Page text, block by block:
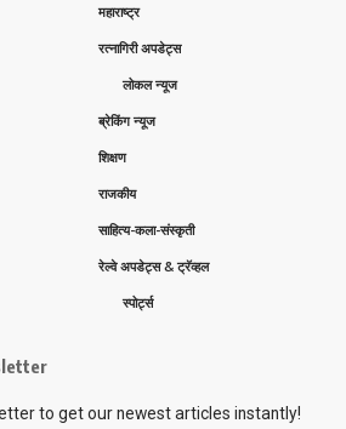
महाराष्ट्र
रत्नागिरी अपडेट्स
लोकल न्यूज
ब्रेकिंग न्यूज
शिक्षण
राजकीय
साहित्य-कला-संस्कृती
रेल्वे अपडेट्स & ट्रॅव्हल
स्पोर्ट्स
to get our newest articles instantly!